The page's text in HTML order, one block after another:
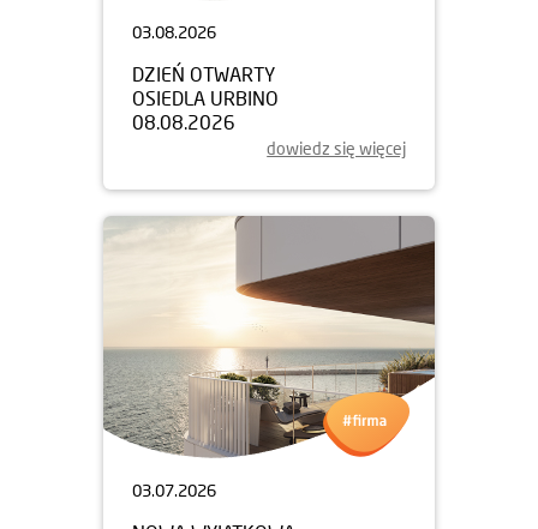
03.08.2026
DZIEŃ OTWARTY
OSIEDLA URBINO
08.08.2026
dowiedz się więcej
03.07.2026